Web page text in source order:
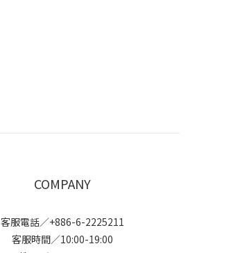
COMPANY
客服電話／+886-6-2225211
客服時間／10:00-19:00